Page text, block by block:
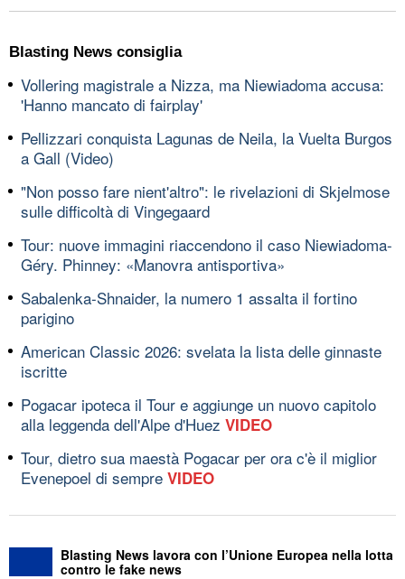
Blasting News consiglia
Vollering magistrale a Nizza, ma Niewiadoma accusa:
'Hanno mancato di fairplay'
Pellizzari conquista Lagunas de Neila, la Vuelta Burgos
a Gall (Video)
"Non posso fare nient'altro": le rivelazioni di Skjelmose
sulle difficoltà di Vingegaard
Tour: nuove immagini riaccendono il caso Niewiadoma-
Géry. Phinney: «Manovra antisportiva»
Sabalenka-Shnaider, la numero 1 assalta il fortino
parigino
American Classic 2026: svelata la lista delle ginnaste
iscritte
Pogacar ipoteca il Tour e aggiunge un nuovo capitolo
alla leggenda dell'Alpe d'Huez VIDEO
Tour, dietro sua maestà Pogacar per ora c'è il miglior
Evenepoel di sempre VIDEO
Blasting News lavora con l’Unione Europea nella lotta
contro le fake news